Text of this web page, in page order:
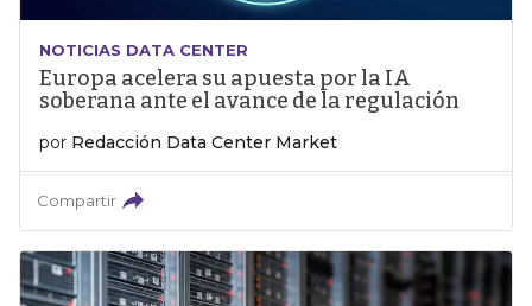
NOTICIAS DATA CENTER
Europa acelera su apuesta por la IA
soberana ante el avance de la regulación
por Redacción Data Center Market
Compartir